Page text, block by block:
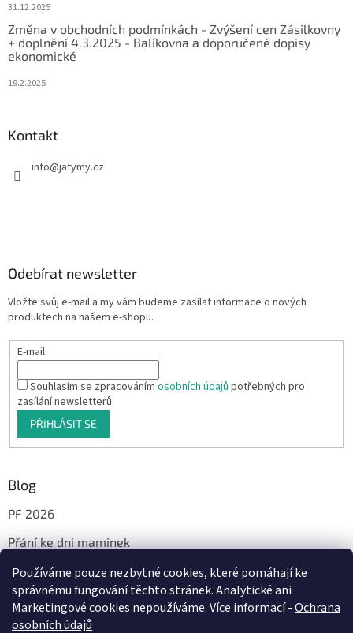
Používáme pouze nezbytné cookies, které pomáhají ke
správnému fungování těchto stránek. Analytické ani
Marketingové cookies nepoužíváme. Více informací -Ochrana
osobních údajů
31.12.2025
Změna v obchodních podmínkách - Zvýšení cen Zásilkovny
+ doplnění 4.3.2025 - Balíkovna a doporučené dopisy
ekonomické
19.2.2025
Kontakt
info@jatymy.cz
Odebírat newsletter
Vložte svůj e-mail a my vám budeme zasílat informace o nových
produktech na našem e-shopu.
E-mail
Souhlasím se zpracovánímosobních údajůpotřebných pro
zasílání newsletterů
PŘIHLÁSIT SE
Blog
PF 2026
Přání ke dni maminek
Facebook